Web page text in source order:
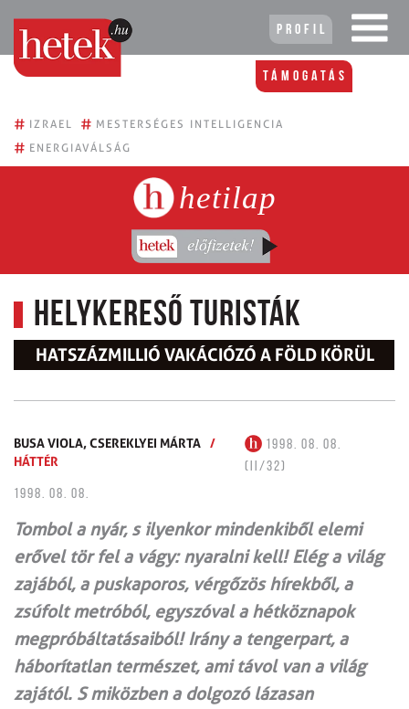
Profil
Támogatás
# IZRAEL # MESTERSÉGES INTELLIGENCIA
# ENERGIAVÁLSÁG
hetilap
Helykereső turisták
HATSZÁZMILLIÓ VAKÁCIÓZÓ A FÖLD KÖRÜL
BUSA VIOLA,CSEREKLYEI MÁRTA /
HÁTTÉR
1998. 08. 08.
(II/32)
1998. 08. 08.
Tombol a nyár, s ilyenkor mindenkiből elemi
erővel tör fel a vágy: nyaralni kell! Elég a világ
zajából, a puskaporos, vérgőzös hírekből, a
zsúfolt metróból, egyszóval a hétköznapok
megpróbáltatásaiból! Irány a tengerpart, a
háborítatlan természet, ami távol van a világ
zajától. S miközben a dolgozó lázasan